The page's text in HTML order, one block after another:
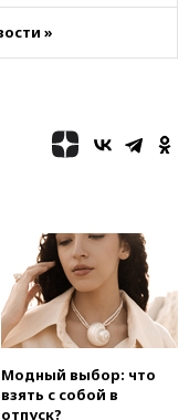
к Москве
призвал
покупать избы в
поставщиком
в Европу
и Колумбия
координацию
наркотрафика
Испании усилили
в Сеуте на фоне
кризиса
»
Модный выбор: что
взять с собой в
отпуск?